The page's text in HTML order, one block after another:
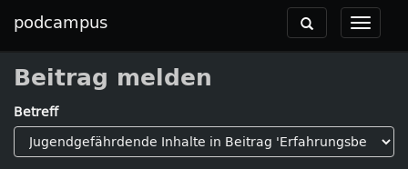
podcampus
Toggle
Toggle
navigation
Beitrag melden
Betreff